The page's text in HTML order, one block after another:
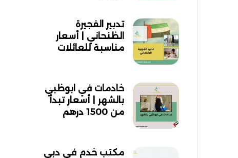
تدبير الفجيرة
الظنحاني | أسعار
مناسبة للعائلات
خادمات في ابوظبي
بالشهر | أسعار تبدأ
من 1500 درهم
مكتب خدم في دبي